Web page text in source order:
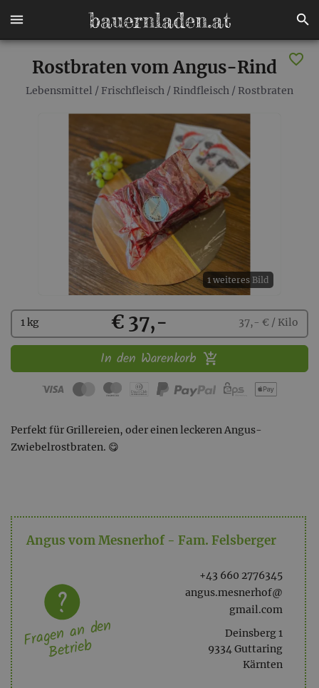
Rostbraten vom Angus-Rind
Lebensmittel / Frischfleisch / Rindfleisch / Rostbraten
1 weiteres Bild
Kaufen
1 kg € 37,- 37,- € / Kilo
In den Warenkorb
Perfekt für Grillereien, oder einen leckeren Angus-
Zwiebelrostbraten. 😋
Angus vom Mesnerhof - Fam. Felsberger
+43 660 2776345
angus.mesnerhof@
gmail.com
Deinsberg 1
9334 Guttaring
Kärnten
Fragen an den
Betrieb